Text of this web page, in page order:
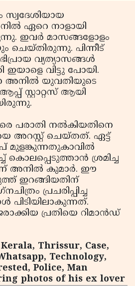
സ്വദേശിയായ
ഏറെ നാളായി
ഇവര്‍ മാസങ്ങളോളം
ചെയ്തിരുന്നു. പിന്നീട്
വ്യത്യാസങ്ങള്‍
വിട്ടു പോയി.
അനില്‍ യുവതിയുടെ
സ്റ്റാറ്റസ് ആയി
പരാതി നല്‍കിയതിനെ
അറസ്റ്റ് ചെയ്തത്. ഏട്ട്
മുളങ്കുന്നതുകാവില്‍
കൊലപ്പെടുത്താന്‍ ശ്രമിച്ച
അനില്‍ കുമാര്‍. ഈ
ഇറങ്ങിയതിന്
പ്രചരിപ്പിച്ച
പിടിയിലാകുന്നത്.
പ്രതിയെ റിമാന്‍ഡ്
Kerala, Thrissur, Case,
Technology,
Police, Man
photos of his ex lover